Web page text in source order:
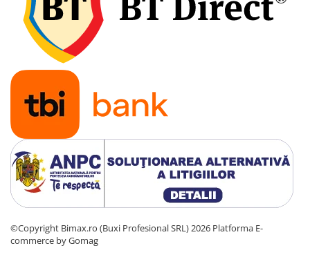
©Copyright Bimax.ro (Buxi Profesional SRL) 2026 Platforma E-
commerce by Gomag